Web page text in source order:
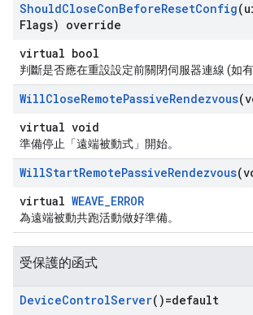
ShouldCloseConBeforeResetConfig
Flags) override
virtual bool
判斷是否應在重設設定前關閉伺服器連線 (如有
WillCloseRemotePassiveRendezvous
virtual void
準備停止「遠端被動式」開始。
WillStartRemotePassiveRendezvous
virtual WEAVE_ERROR
為遠端被動共跑活動做好準備。
受保護的函式
DeviceControlServer()=default